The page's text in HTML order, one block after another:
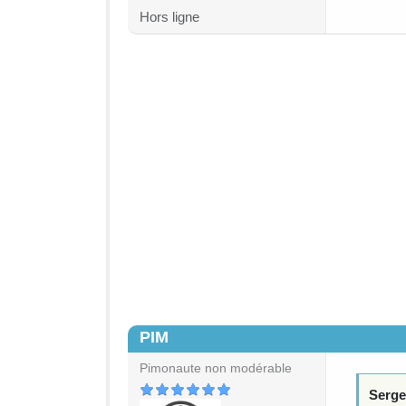
Hors ligne
PIM
Pimonaute non modérable